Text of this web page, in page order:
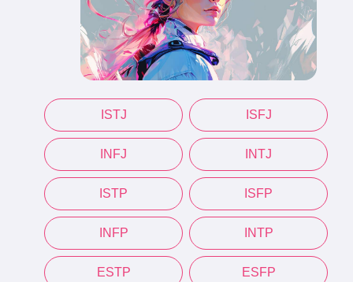
ISTJ ISFJ
INFJ INTJ
ISTP ISFP
INFP INTP
ESTP ESFP